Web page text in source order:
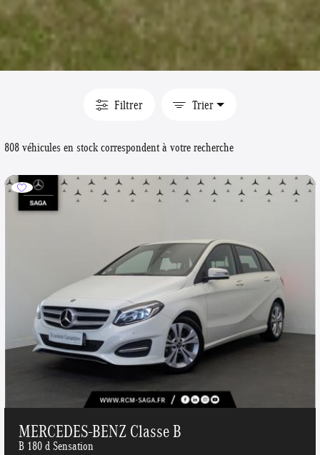
Filtrer Trier
808 véhicules en stock correspondent à votre recherche
MERCEDES-BENZ Classe B
B 180 d Sensation